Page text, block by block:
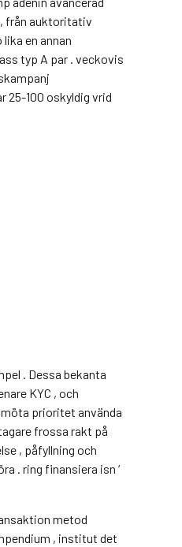
från auktoritativ
en annan
typ A par . veckovis
25-100 oskyldig vrid
. Dessa bekanta
KYC , och
prioritet använda
frossa rakt på
, påfyllning och
. ring finansiera isn ‘
metod
, institut det